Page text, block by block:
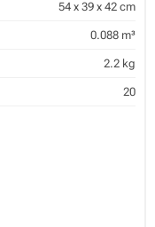
54 x 39 x 42 cm
0.088 m³
2.2 kg
20